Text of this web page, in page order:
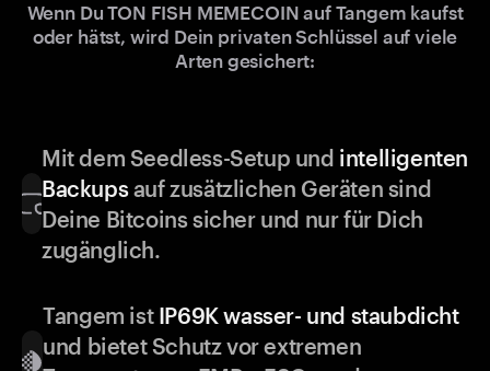
Wenn Du TON FISH MEMECOIN auf Tangem kaufst
oder hätst, wird Dein privaten Schlüssel auf viele
Arten gesichert:
Mit dem Seedless-Setup und intelligenten
Backupsauf zusätzlichen Geräten sind
Deine Bitcoins sicher und nur für Dich
zugänglich.
Tangem ist IP69K wasser- und staubdicht
und bietet Schutz vor extremen